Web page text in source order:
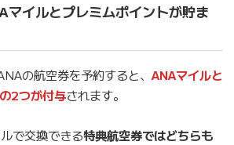
マイルとプレミムポイントが貯ま
の航空券を予約すると、 ANAマイルと
2つが付与されます。
で交換できる特典航空券ではどちらも